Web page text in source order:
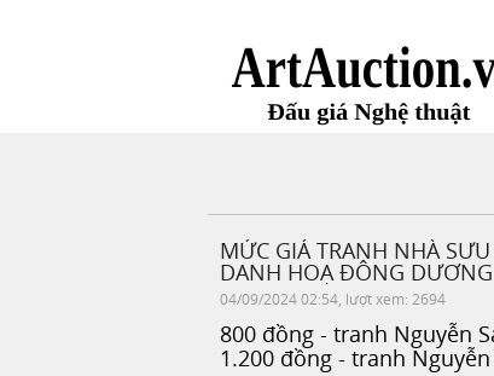
MỨC GIÁ TRANH NHÀ
DANH HOẠ ĐÔNG DƯƠNG
04/09/2024 02:54, lượt xem: 2694
800 đồng - tranh Nguyễn
1.200 đồng - tranh